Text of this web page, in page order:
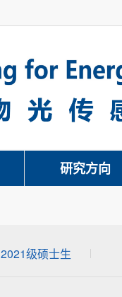
研究方向
2021级硕士生